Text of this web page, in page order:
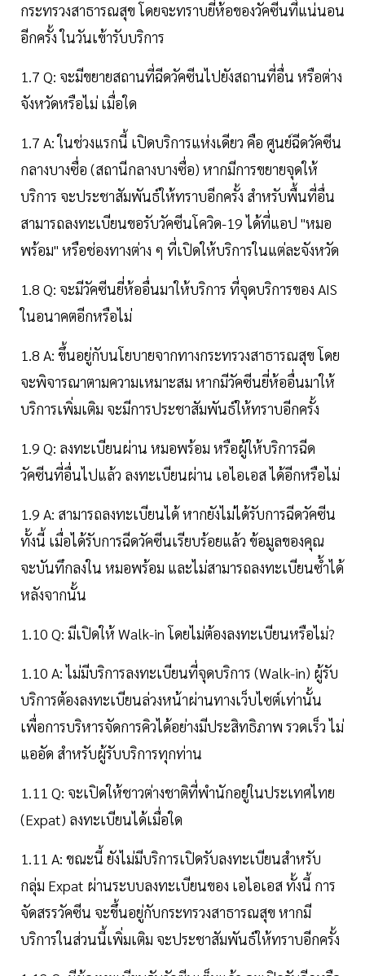
กระทรวงสาธารณสุข โดยจะทราบยี่ห้อของวัคซีนที่แน่นอน
อีกครั้ง ในวันเข้ารับบริการ
1.7 Q: จะมีขยายสถานที่ฉีดวัคซีนไปยังสถานที่อื่น หรือต่าง
จังหวัดหรือไม่ เมื่อใด
1.7 A: ในช่วงแรกนี้ เปิดบริการแห่งเดียว คือ ศูนย์ฉีดวัคซีน
กลางบางซื่อ (สถานีกลางบางซื่อ) หากมีการขยายจุดให้
บริการ จะประชาสัมพันธ์ให้ทราบอีกครั้ง สำหรับพื้นที่อื่น
สามารถลงทะเบียนขอรับวัคซีนโควิด-19 ได้ที่แอป "หมอ
พร้อม" หรือช่องทางต่าง ๆ ที่เปิดให้บริการในแต่ละจังหวัด
1.8 Q: จะมีวัคซีนยี่ห้ออื่นมาให้บริการ ที่จุดบริการของ AIS
ในอนาคตอีกหรือไม่
1.8 A: ขึ้นอยู่กับนโยบายจากทางกระทรวงสาธารณสุข โดย
จะพิจารณาตามความเหมาะสม หากมีวัคซีนยี่ห้ออื่นมาให้
บริการเพิ่มเติม จะมีการประชาสัมพันธ์ให้ทราบอีกครั้ง
1.9 Q: ลงทะเบียนผ่าน หมอพร้อม หรือผู้ให้บริการฉีด
วัคซีนที่อื่นไปแล้ว ลงทะเบียนผ่าน เอไอเอส ได้อีกหรือไม่
1.9 A: สามารถลงทะเบียนได้ หากยังไม่ได้รับการฉีดวัคซีน
ทั้งนี้ เมื่อได้รับการฉีดวัคซีนเรียบร้อยแล้ว ข้อมูลของคุณ
จะบันทึกลงใน หมอพร้อม และไม่สามารถลงทะเบียนซ้ำได้
หลังจากนั้น
1.10 Q: มีเปิดให้ Walk-in โดยไม่ต้องลงทะเบียนหรือไม่?
1.10 A: ไม่มีบริการลงทะเบียนที่จุดบริการ (Walk-in) ผู้รับ
บริการต้องลงทะเบียนล่วงหน้าผ่านทางเว็บไซต์เท่านั้น
เพื่อการบริหารจัดการคิวได้อย่างมีประสิทธิภาพ รวดเร็ว ไม่
แออัด สำหรับผู้รับบริการทุกท่าน
1.11 Q: จะเปิดให้ชาวต่างชาติที่พำนักอยู่ในประเทศไทย
(Expat) ลงทะเบียนได้เมื่อใด
1.11 A: ขณะนี้ ยังไม่มีบริการเปิดรับลงทะเบียนสำหรับ
กลุ่ม Expat ผ่านระบบลงทะเบียนของ เอไอเอส ทั้งนี้ การ
จัดสรรวัคซีน จะขึ้นอยู่กับกระทรวงสาธารณสุข หากมี
บริการในส่วนนี้เพิ่มเติม จะประชาสัมพันธ์ให้ทราบอีกครั้ง